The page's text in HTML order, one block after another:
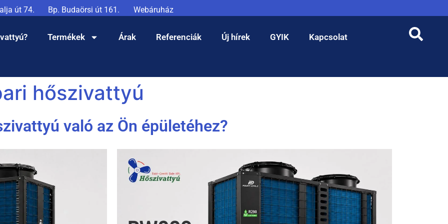
út 74. Bp. Budaörsi út 161. Webáruház
Termékek Árak Referenciák Új hírek GYIK Kapcsolat
hőszivattyú
való az Ön épületéhez?